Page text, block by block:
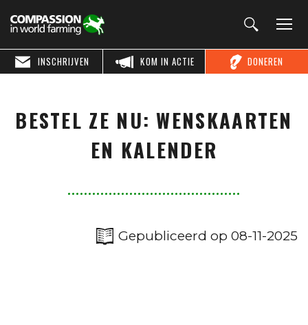
DONEREN
KOM IN ACTIE
INSCHRIJVEN
BESTEL ZE NU: WENSKAARTEN
EN KALENDER
Gepubliceerd op 08-11-2025